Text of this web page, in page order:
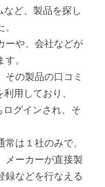
など、製品を探し
ーや、会社などが
。
その製品の口コミ
用しており、
グインされ、そ
は１社のみで、
メーカーが直接製
録などを行なえる